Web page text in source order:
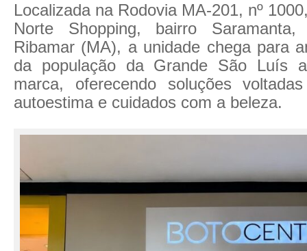
Localizada na Rodovia MA-201, nº
Norte Shopping, bairro
Ribamar (MA), a unidade chega para
da população da Grande São Luís
marca, oferecendo soluções
autoestima e cuidados com a beleza.